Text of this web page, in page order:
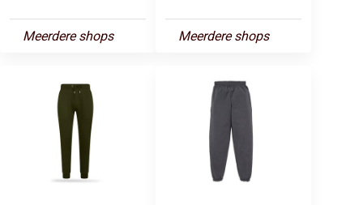
Meerdere shops Meerdere shops